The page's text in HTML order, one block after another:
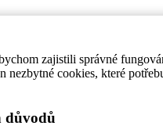
zajistili správné
nezbytné cookies, které
důvodů